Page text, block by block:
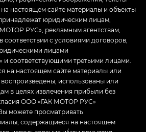
настоящем сайте материалы и объекты
юридическим лицам,
РУС», рекламным агентствам,
соответствии с условиями договоров,
лицами
соответствующими третьими лицами.
на настоящем сайте материалы или
воспроизведены, использованы или
в целях извлечения прибыли без
ООО «ГАК МОТОР РУС»
можете просматривать
содержащиеся на настоящем